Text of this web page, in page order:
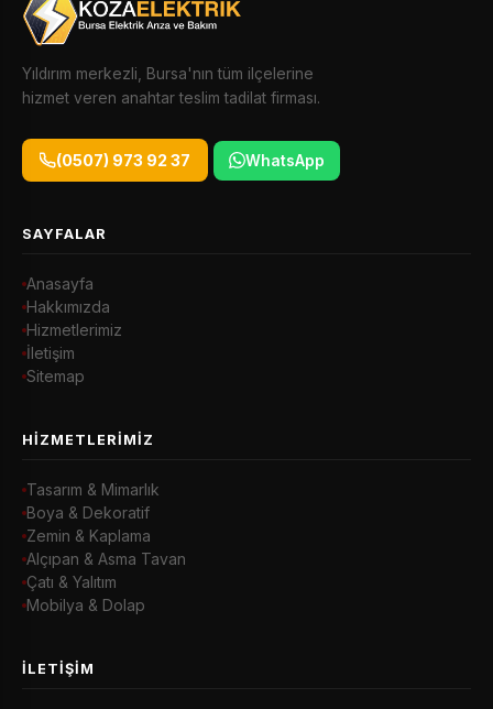
Yıldırım merkezli, Bursa'nın tüm ilçelerine
hizmet veren anahtar teslim tadilat firması.
(0507) 973 92 37 WhatsApp
SAYFALAR
Anasayfa
Hakkımızda
Hizmetlerimiz
İletişim
Sitemap
HIZMETLERIMIZ
Tasarım & Mimarlık
Boya & Dekoratif
Zemin & Kaplama
Alçıpan & Asma Tavan
Çatı & Yalıtım
Mobilya & Dolap
İLETIŞIM